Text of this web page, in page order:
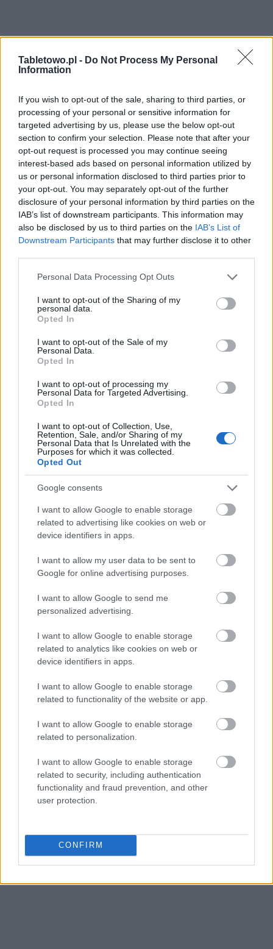
Tabletowo.pl - Do Not Process My Personal
Information
If you wish to opt-out of the sale, sharing to third parties, or
processing of your personal or sensitive information for
targeted advertising by us, please use the below opt-out
section to confirm your selection. Please note that after your
opt-out request is processed you may continue seeing
interest-based ads based on personal information utilized by
us or personal information disclosed to third parties prior to
your opt-out. You may separately opt-out of the further
disclosure of your personal information by third parties on the
IAB’s list of downstream participants. This information may
also be disclosed by us to third parties on the IAB’s List of
Downstream Participants that may further disclose it to other
Please note that this website/app uses one or more Google
not limited to your visit or usage behaviour. You may click to
grant or deny consent to Google and its third-party tags to
use your data for below specified purposes in below Google
consent section.
Personal Data Processing Opt Outs
I want to opt-out of the Sharing of my
personal data.
Opted In
I want to opt-out of the Sale of my
Personal Data.
Opted In
I want to opt-out of processing my
Personal Data for Targeted Advertising.
Opted In
I want to opt-out of Collection, Use,
Retention, Sale, and/or Sharing of my
Personal Data that Is Unrelated with the
Purposes for which it was collected.
Opted Out
Google consents
I want to allow Google to enable storage
related to advertising like cookies on web or
device identifiers in apps.
I want to allow my user data to be sent to
Google for online advertising purposes.
I want to allow Google to send me
personalized advertising.
I want to allow Google to enable storage
related to analytics like cookies on web or
device identifiers in apps.
I want to allow Google to enable storage
related to functionality of the website or app.
I want to allow Google to enable storage
related to personalization.
I want to allow Google to enable storage
related to security, including authentication
functionality and fraud prevention, and other
user protection.
CONFIRM